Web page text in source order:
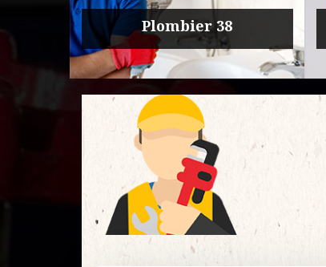
38 Urgence fuite plomberie 38